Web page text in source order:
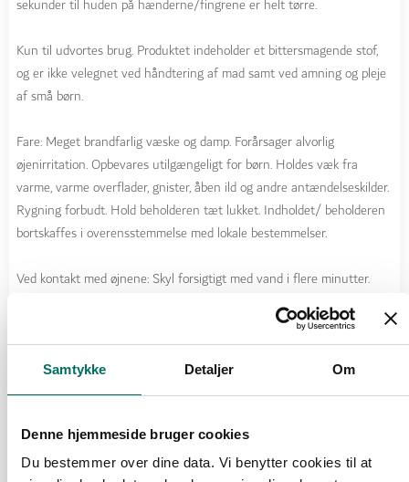
Samtykke Detaljer Om
Denne hjemmeside bruger cookies
Du bestemmer over dine data. Vi benytter cookies til at
sekunder til huden på hænderne/fingrene er helt tørre.
Kun til udvortes brug. Produktet indeholder et bittersmagende stof,
og er ikke velegnet ved håndtering af mad samt ved amning og pleje
af små børn.
Fare: Meget brandfarlig væske og damp. Forårsager alvorlig
øjenirritation. Opbevares utilgængeligt for børn. Holdes væk fra
varme, varme overflader, gnister, åben ild og andre antændelseskilder.
Rygning forbudt. Hold beholderen tæt lukket. Indholdet/ beholderen
bortskaffes i overensstemmelse med lokale bestemmelser.
Ved kontakt med øjnene: Skyl forsigtigt med vand i flere minutter.
Fjern eventuelle kontaktlinser, hvis dette kan gøres let. Fortsæt
Sammensætning:
Denatureret Ethanol (649,3 g/kg), Aqua, Glycerin, Parfum,
Propanol.